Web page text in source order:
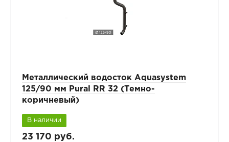
Металлический водосток Aquasystem
125/90 мм Pural RR 32 (Темно-
коричневый)
В наличии
23 170 руб.